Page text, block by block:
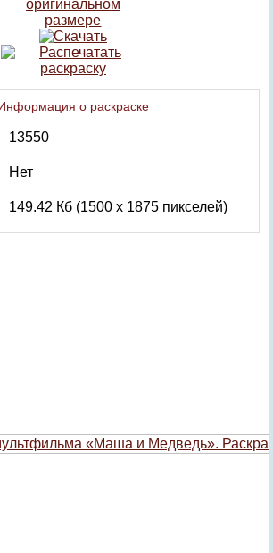
о раскраске
13550
Нет
149.42 Кб (1500 x 1875 пикселей)